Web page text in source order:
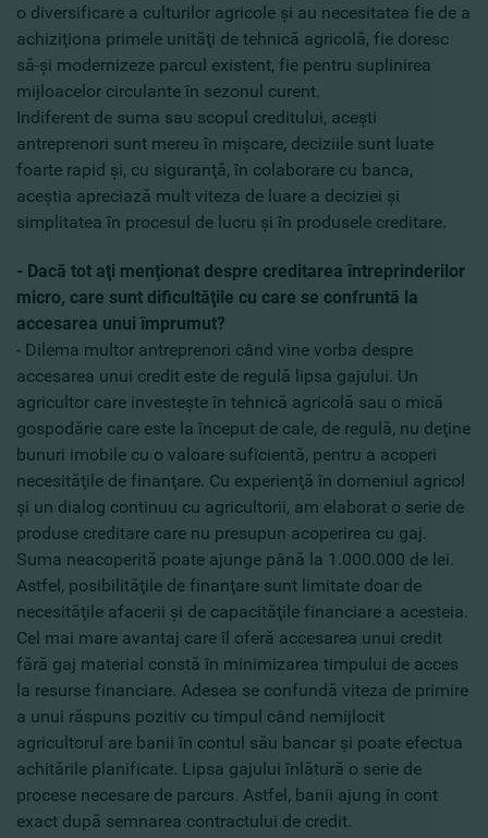
o diversificare a culturilor agricole şi au necesitatea fie de a
achiziţiona primele unităţi de tehnică agricolă, fie doresc
să-şi modernizeze parcul existent, fie pentru suplinirea
mijloacelor circulante în sezonul curent.
Indiferent de suma sau scopul creditului, aceşti
antreprenori sunt mereu în mişcare, deciziile sunt luate
foarte rapid şi, cu siguranţă, în colaborare cu banca,
aceştia apreciază mult viteza de luare a deciziei şi
simplitatea în procesul de lucru şi în produsele creditare.
- Dacă tot aţi menţionat despre creditarea întreprinderilor
micro, care sunt dificultăţile cu care se confruntă la
accesarea unui împrumut?
- Dilema multor antreprenori când vine vorba despre
accesarea unui credit este de regulă lipsa gajului. Un
agricultor care investeşte în tehnică agricolă sau o mică
gospodărie care este la început de cale, de regulă, nu deţine
bunuri imobile cu o valoare suficientă, pentru a acoperi
necesităţile de finanţare. Cu experienţă în domeniul agricol
şi un dialog continuu cu agricultorii, am elaborat o serie de
produse creditare care nu presupun acoperirea cu gaj.
Suma neacoperită poate ajunge până la 1.000.000 de lei.
Astfel, posibilităţile de finanţare sunt limitate doar de
necesităţile afacerii şi de capacităţile financiare a acesteia.
Cel mai mare avantaj care îl oferă accesarea unui credit
fără gaj material constă în minimizarea timpului de acces
la resurse financiare. Adesea se confundă viteza de primire
a unui răspuns pozitiv cu timpul când nemijlocit
agricultorul are banii în contul său bancar şi poate efectua
achitările planificate. Lipsa gajului înlătură o serie de
procese necesare de parcurs. Astfel, banii ajung în cont
exact după semnarea contractului de credit.